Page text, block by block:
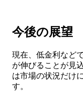
今後の展望
現在、低金利など
が伸びることが見
は市場の状況だけ
す。